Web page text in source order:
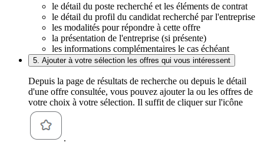
le détail du poste recherché et les éléments de contrat
le détail du profil du candidat recherché par l'entreprise
les modalités pour répondre à cette offre
la présentation de l'entreprise (si présente)
les informations complémentaires le cas échéant
5. Ajouter à votre sélection les offres qui vous intéressent
Depuis la page de résultats de recherche ou depuis le détail
d'une offre consultée, vous pouvez ajouter la ou les offres de
votre choix à votre sélection. Il suffit de cliquer sur l'icône
.